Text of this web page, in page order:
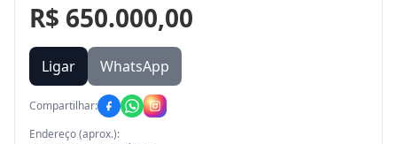
R$ 650.000,00
Ligar WhatsApp
Compartilhar:
Endereço (aprox.):